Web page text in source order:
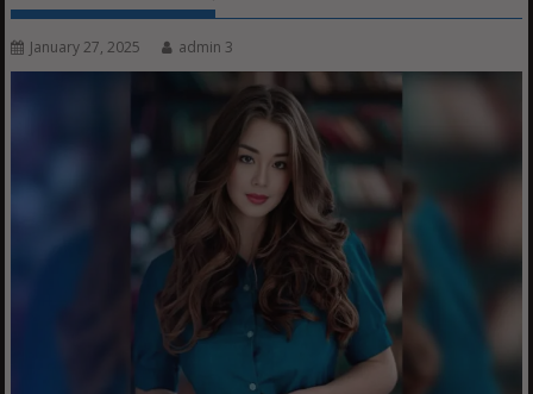
January 27, 2025 admin 3